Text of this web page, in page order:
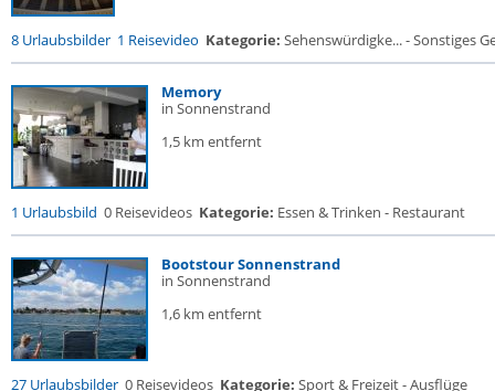
8 Urlaubsbilder 1 Reisevideo Kategorie: Sehenswürdigke... - Sonstiges
Memory
in Sonnenstrand
1,5 km entfernt
1 Urlaubsbild 0 Reisevideos Kategorie: Essen & Trinken - Restaurant
Bootstour Sonnenstrand
in Sonnenstrand
1,6 km entfernt
27 Urlaubsbilder 0 Reisevideos Kategorie: Sport & Freizeit - Ausflüge